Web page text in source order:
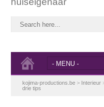
kojima-productions.be > Interieur
drie tips